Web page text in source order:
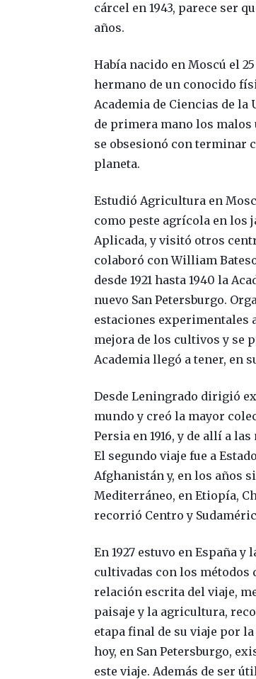
cárcel en 1943, parece ser
años.
Había nacido en Moscú el
hermano de un conocido
Academia de Ciencias de la
de primera mano los malos
se obsesionó con terminar
planeta.
Estudió Agricultura en
como peste agrícola en los
Aplicada, y visitó otros
colaboró con William
desde 1921 hasta 1940 la
nuevo San Petersburgo.
estaciones experimentales
mejora de los cultivos y se
Academia llegó a tener, en
Desde Leningrado dirigió
mundo y creó la mayor
Persia en 1916, y de allí a
El segundo viaje fue a
Afghanistán y, en los años
Mediterráneo, en Etiopía,
recorrió Centro y
En 1927 estuvo en España
cultivadas con los métodos
relación escrita del viaje,
paisaje y la agricultura,
etapa final de su viaje por
hoy, en San Petersburgo,
este viaje. Además de ser